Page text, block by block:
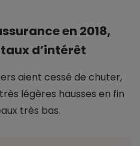
en 2018,
d’intérêt
aient cessé de chuter,
légères hausses en fin
très bas.